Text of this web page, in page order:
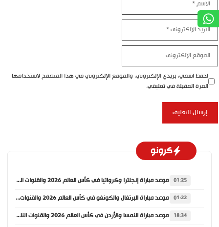
احفظ اسمي، بريدي الإلكتروني، والموقع الإلكتروني في هذا المتصفح لاستخدامها
المرة المقبلة في تعليقي.
كرونو
01:25 موعد مباراة إنجلترا وكرواتيا في كأس العالم 2026 والقنوات الناقلة
01:22 موعد مباراة البرتغال والكونغو في كأس العالم 2026 والقنوات الناقلة
18:34 موعد مباراة النمسا والأردن في كأس العالم 2026 والقنوات الناقلة